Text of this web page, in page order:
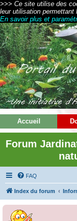
>>> Ce site utilise des
leur utilisation
En savoir plus et
Accueil
Forum
FAQ
Index du forum